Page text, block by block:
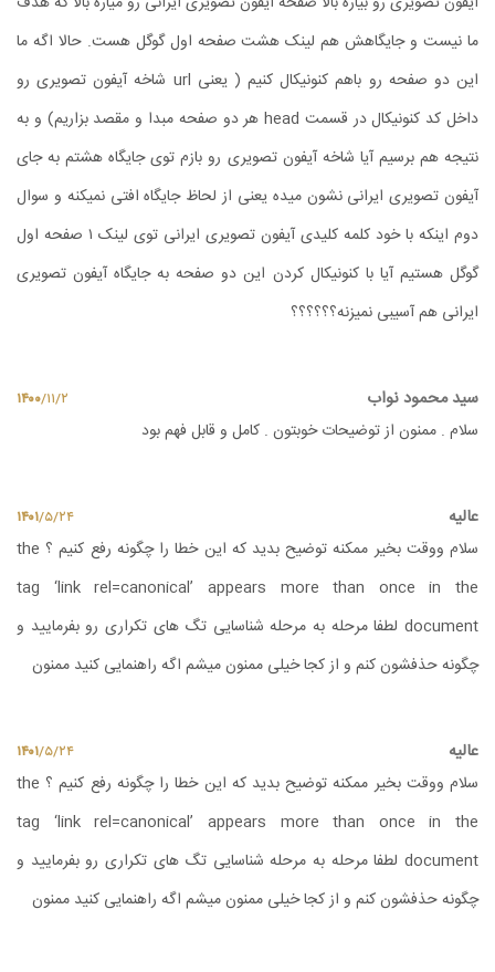
ما نیست و جایگاهش هم لینک هشت صفحه اول گوگل هست. حالا اگه ما
این دو صفحه رو باهم کنونیکال کنیم ( یعنی url شاخه آیفون تصویری رو
داخل کد کنونیکال در قسمت head هر دو صفحه مبدا و مقصد بزاریم) و به
نتیجه هم برسیم آیا شاخه آیفون تصویری رو بازم توی جایگاه هشتم به جای
آیفون تصویری ایرانی نشون میده یعنی از لحاظ جایگاه افتی نمیکنه و سوال
دوم اینکه با خود کلمه کلیدی آیفون تصویری ایرانی توی لینک ۱ صفحه اول
گوگل هستیم آیا با کنونیکال کردن این دو صفحه به جایگاه آیفون تصویری
ایرانی هم آسیبی نمیزنه؟؟؟؟؟؟
سید محمود نواب ۱۴۰۰/۱۱/۲
سلام . ممنون از توضیحات خوبتون . کامل و قابل فهم بود
عالیه ۱۴۰۱/۵/۲۴
سلام ووقت بخیر ممکنه توضیح بدید که این خطا را چگونه رفع کنیم ؟ the
tag ‘link rel=canonical’ appears more than once in the
document لطفا مرحله به مرحله شناسایی تگ های تکراری رو بفرمایید و
چگونه حذفشون کنم و از کجا خیلی ممنون میشم اگه راهنمایی کنید ممنون
عالیه ۱۴۰۱/۵/۲۴
سلام ووقت بخیر ممکنه توضیح بدید که این خطا را چگونه رفع کنیم ؟ the
tag ‘link rel=canonical’ appears more than once in the
document لطفا مرحله به مرحله شناسایی تگ های تکراری رو بفرمایید و
چگونه حذفشون کنم و از کجا خیلی ممنون میشم اگه راهنمایی کنید ممنون